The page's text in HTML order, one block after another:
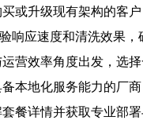
或升级现有架构的客
响应速度和清洗效果，
营效率角度出发，选
本地化服务能力的厂
餐详情并获取专业部署